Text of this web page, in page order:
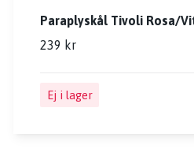
Paraplyskål Tivoli Rosa/
239 kr
Ej i lager